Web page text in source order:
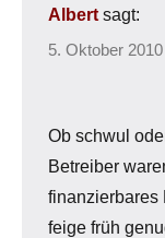
Albert sagt:
5. Oktober
Ob schwul
Betreiber
feige früh